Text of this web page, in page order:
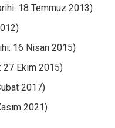
18 Temmuz 2013)
16 Nisan 2015)
27 Ekim 2015)
2017)
2021)